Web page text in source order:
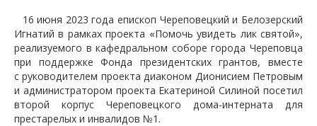
16 июня 2023 года епископ Череповецкий и Белозерский
Игнатий в рамках проекта «Помочь увидеть лик святой»,
реализуемого в кафедральном соборе города Череповца
при поддержке Фонда президентских грантов, вместе
с руководителем проекта диаконом Дионисием Петровым
и администратором проекта Екатериной Силиной посетил
второй корпус Череповецкого дома-интерната для
престарелых и инвалидов №1.